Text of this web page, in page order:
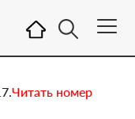
Читать номер